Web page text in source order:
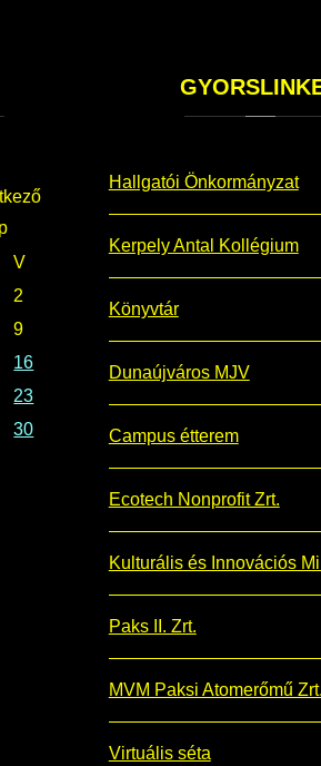
V
2
9
16
23
30
Hallgatói Önkormányzat
Kerpely Antal Kollégium
Könyvtár
Dunaújváros MJV
Campus étterem
Ecotech Nonprofit Zrt.
Kulturális és Innovációs
Paks II. Zrt.
MVM Paksi Atomerőmű Zrt.
Virtuális séta